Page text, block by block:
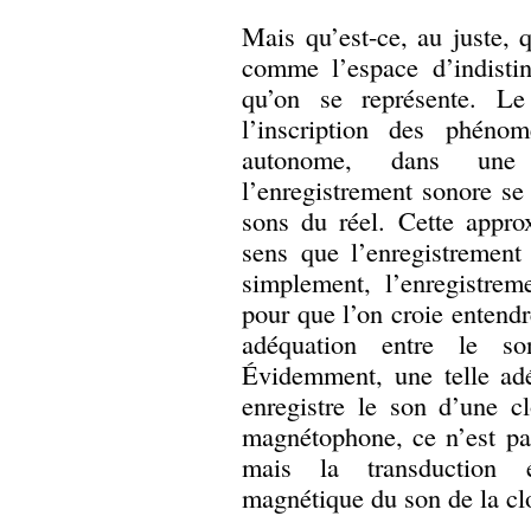
Mais qu’est-ce, au
comme l’espace
qu’on se représente.
l’inscription des
autonome, dans
l’enregistrement sonore
sons du réel. Cette
sens que
simplement,
pour que l’on croie
adéquation entre le
Évidemment, une telle
enregistre le son d’une
magnétophone, ce n’est
mais la transduction
magnétique du son de la